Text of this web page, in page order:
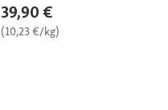
39,90 €
(10,23 €/kg)